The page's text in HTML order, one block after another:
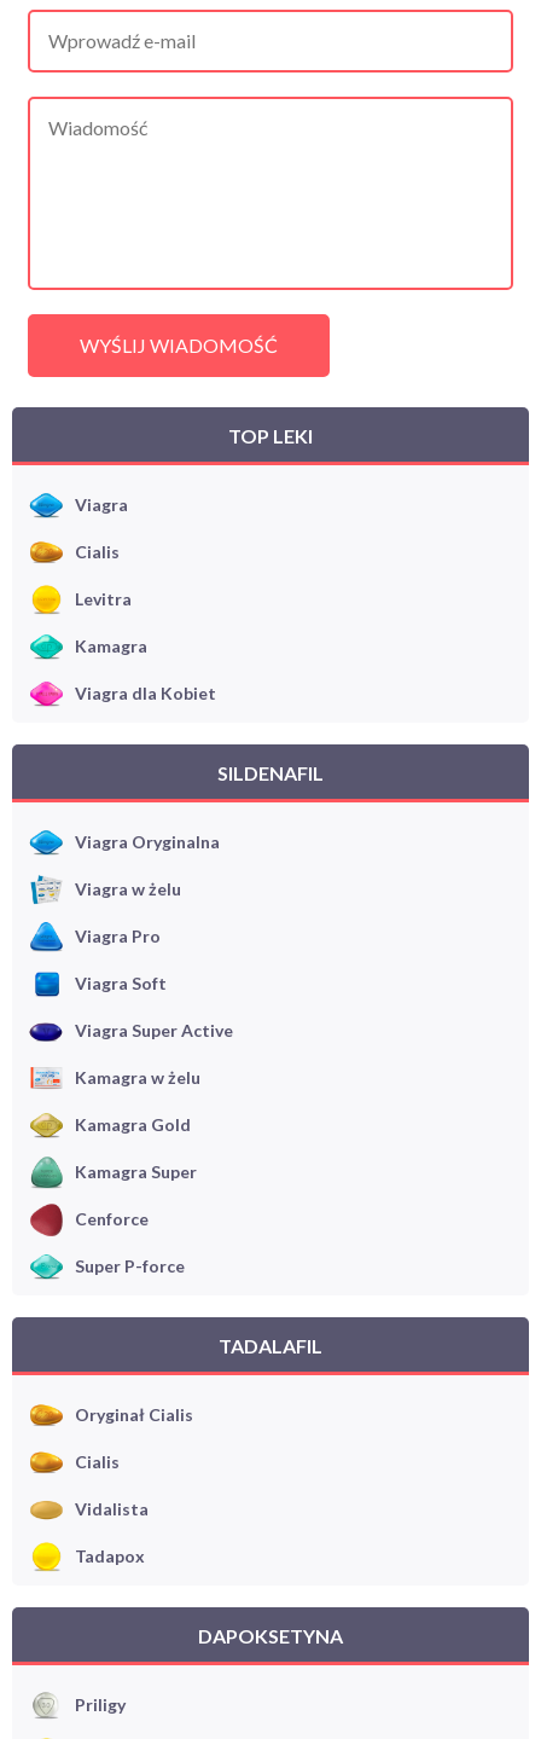
TOP LEKI
Viagra
Cialis
Levitra
Kamagra
Viagra dla Kobiet
SILDENAFIL
Viagra Oryginalna
Viagra w żelu
Viagra Pro
Viagra Soft
Viagra Super Active
Kamagra w żelu
Kamagra Gold
Kamagra Super
Cenforce
Super P-force
TADALAFIL
Oryginał Cialis
Cialis
Vidalista
Tadapox
DAPOKSETYNA
Priligy
WYŚLIJ WIADOMOŚĆ